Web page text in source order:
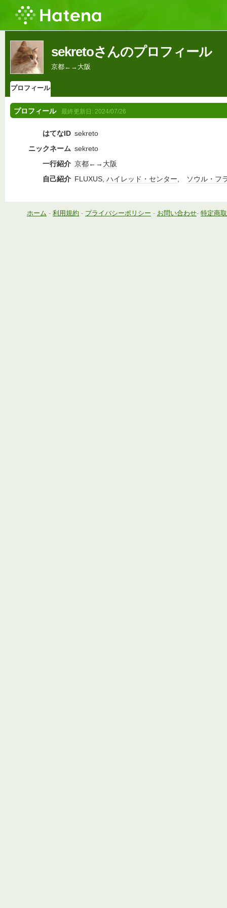
sekretoさんのプロフィール
京都←→大阪
プロフィール
プロフィール 最終更新日: 2024/07/26
はてなID sekreto
ニックネーム sekreto
一行紹介 京都←→ 大阪
自己紹介 FLUXUS, ハイレッド・センター, ソウル・フ
ホーム - 利用規約 - プライバシーポリシー - お問い合わせ- 特定商